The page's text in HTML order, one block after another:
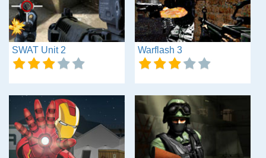
SWAT Unit 2 Warflash 3